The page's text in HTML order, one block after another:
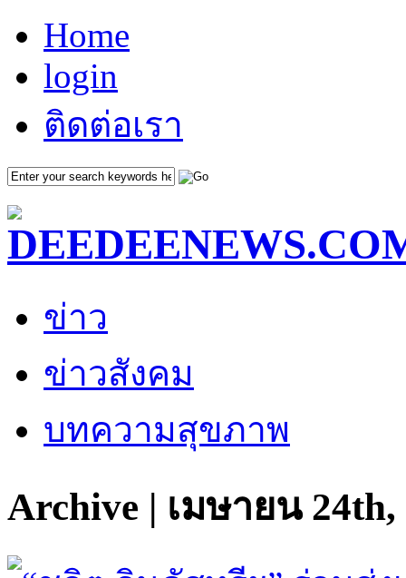
Home
login
ติดต่อเรา
ข่าว
ข่าวสังคม
บทความสุขภาพ
Archive | เมษายน 24th,